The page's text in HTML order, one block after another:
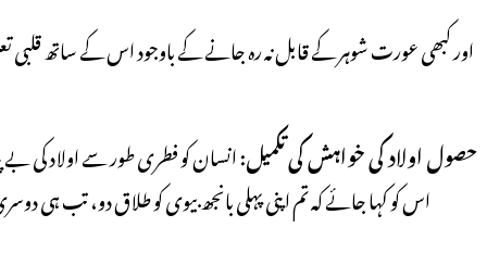
حصول اولاد کی خواہش کی تکمیل:انسان کو فطری طور سے اولاد
اس کو کہا جائے کہ تم اپنی پہلی بانجھ بیوی کو طلاق دو، تب ہی